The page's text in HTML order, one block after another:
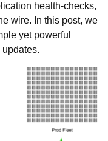
health-checks,
wire. In this post, we
yet powerful